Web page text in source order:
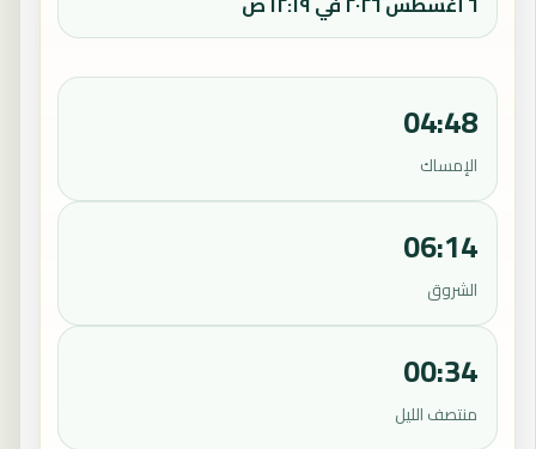
04:48
الإمساك
06:14
الشروق
00:34
منتصف الليل